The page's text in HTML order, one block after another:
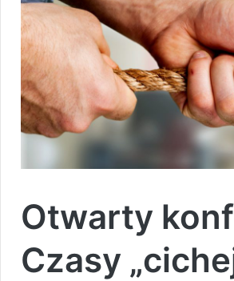
Otwarty
Czasy